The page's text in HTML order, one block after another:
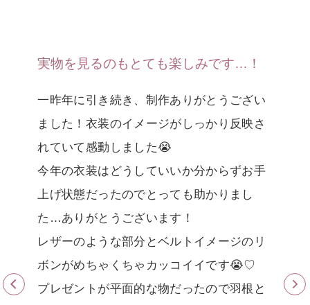
実物を見るのもとても楽しみです…！
一昨年に引き続き、制作ありがとうござい
ました！衣装のイメージがしっかり反映さ
れていて感動しました😭
今年の衣装はどうしていいか分からずお手
上げ状態だったのでとっても助かりまし
た…ありがとうございます！
レザーのような部分とベルトイメージのリ
ボンがめちゃくちゃカッコイイです😭♡
プレゼントが平面的な物だったので羽根と